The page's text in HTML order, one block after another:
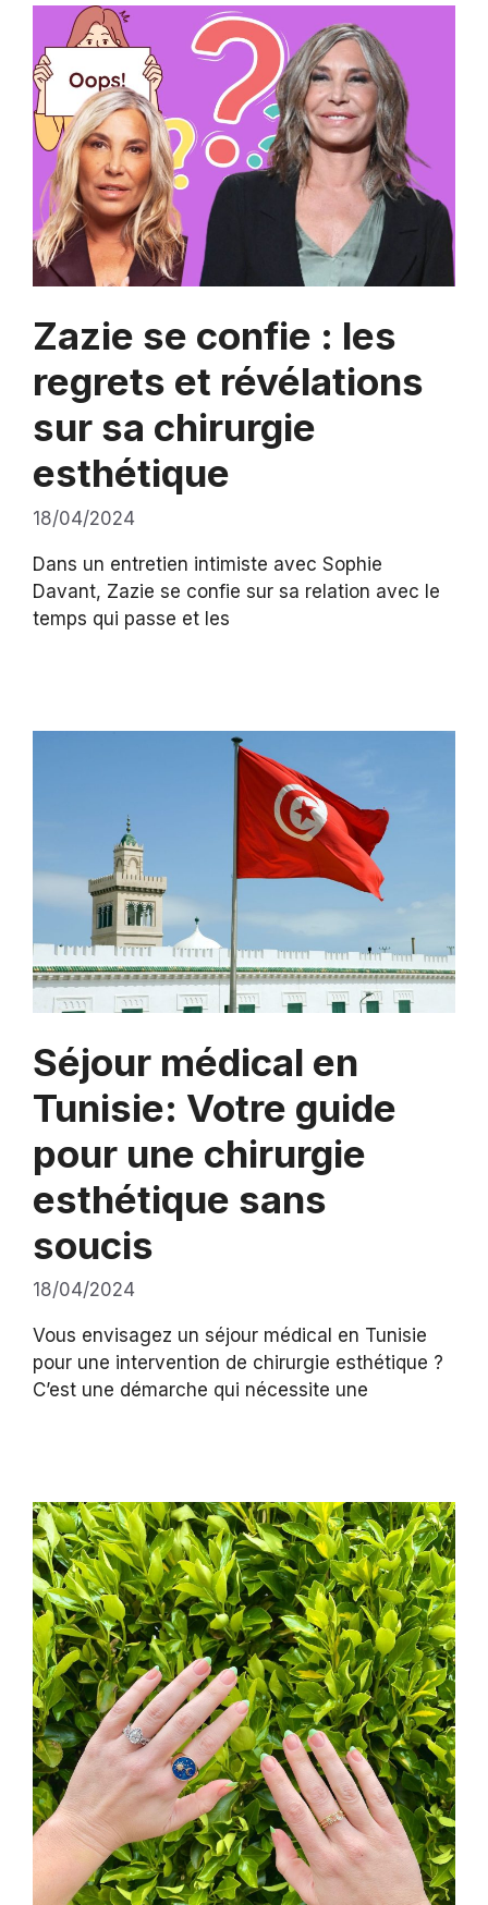
Zazie se confie : les
regrets et révélations
sur sa chirurgie
esthétique
18/04/2024
Dans un entretien intimiste avec Sophie
Davant, Zazie se confie sur sa relation avec le
temps qui passe et les
Séjour médical en
Tunisie: Votre guide
pour une chirurgie
esthétique sans
soucis
18/04/2024
Vous envisagez un séjour médical en Tunisie
pour une intervention de chirurgie esthétique ?
C’est une démarche qui nécessite une